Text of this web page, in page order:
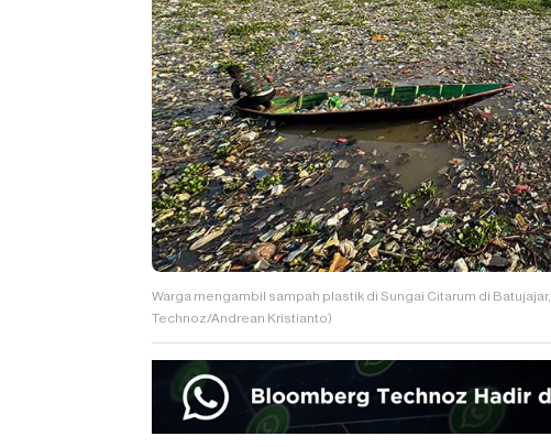
Warga mengambil sampah plastik di Sungai Citarum di
Technoz/Andrean Kristianto)